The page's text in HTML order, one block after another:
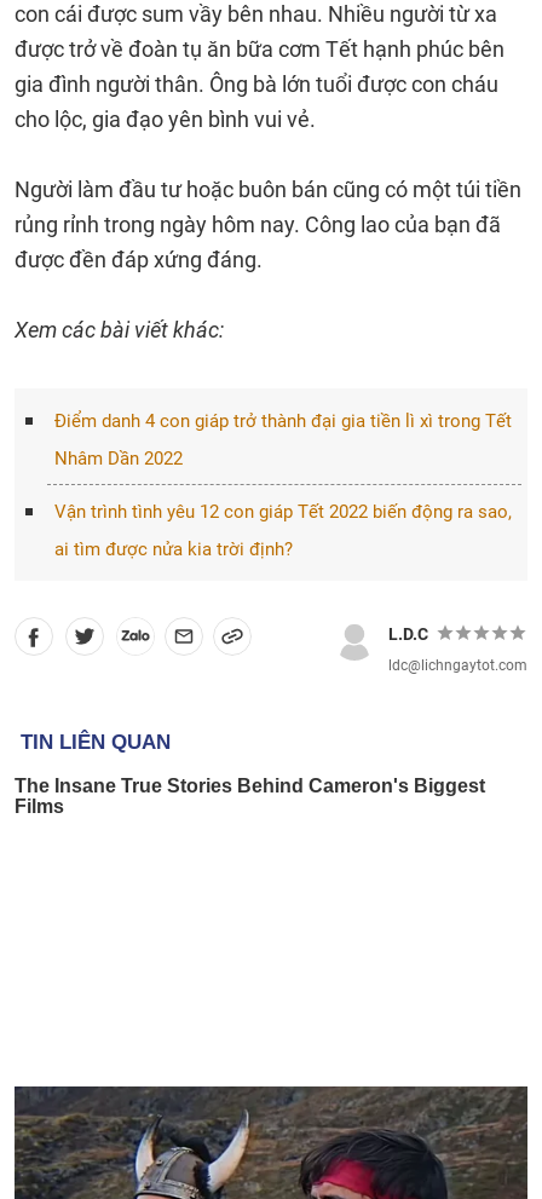
con cái được sum vầy bên nhau. Nhiều người từ xa
được trở về đoàn tụ ăn bữa cơm Tết hạnh phúc bên
gia đình người thân. Ông bà lớn tuổi được con cháu
cho lộc, gia đạo yên bình vui vẻ.
Người làm đầu tư hoặc buôn bán cũng có một túi tiền
rủng rỉnh trong ngày hôm nay. Công lao của bạn đã
được đền đáp xứng đáng.
Xem các bài viết khác:
Điểm danh 4 con giáp trở thành đại gia tiền lì xì trong Tết
Nhâm Dần 2022
Vận trình tình yêu 12 con giáp Tết 2022 biến động ra sao,
ai tìm được nửa kia trời định?
L.D.C
ldc@lichngaytot.com